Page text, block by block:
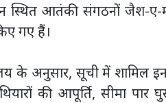
स्थित आतंकी संगठनों जैश-
गए हैं।
के अनुसार, सूची में शामिल
की आपूर्ति, सीमा